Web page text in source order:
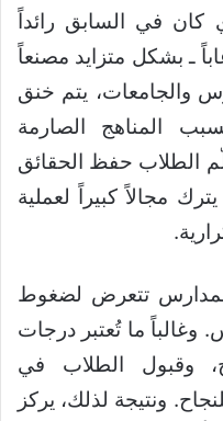
كان في السابق رائداً
ـ بشكل متزايد مصنعاً
والجامعات، يتم خنق
المناهج الصارمة
الطلاب حفظ الحقائق
مجالاً كبيراً لعملية
تتعرض لضغوط
وغالباً ما تُعتبر درجات
وقبول الطلاب في
ونتيجة لذلك، يركز